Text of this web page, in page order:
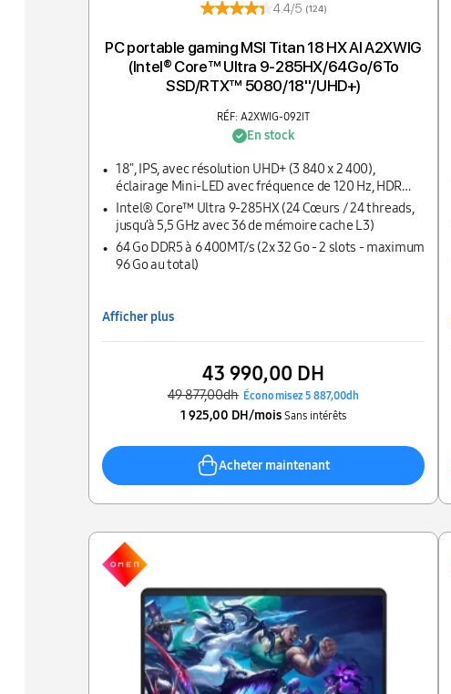
4.4/5 (124)
PC portable gaming MSI Titan 18 HX AI A2XWIG
(Intel® Core™ Ultra 9-285HX/64Go/6To
SSD/RTX™ 5080/18''/UHD+)
RÉF: A2XWIG-092IT
En stock
18", IPS, avec résolution UHD+ (3 840 x 2 400),
éclairage Mini-LED avec fréquence de 120 Hz, HDR
1000 True Black, 100 % DCI-P3, 1000 nits
Intel® Core™ Ultra 9-285HX (24 Cœurs / 24 threads,
jusqu’à 5,5 GHz avec 36 de mémoire cache L3)
64 Go DDR5 à 6 400MT/s (2x 32 Go - 2 slots - maximum
96 Go au total)
Afficher plus
43 990,00 DH
49 877,00dh Économisez 5 887,00dh
1 925,00 DH/mois Sans intérêts
Acheter maintenant